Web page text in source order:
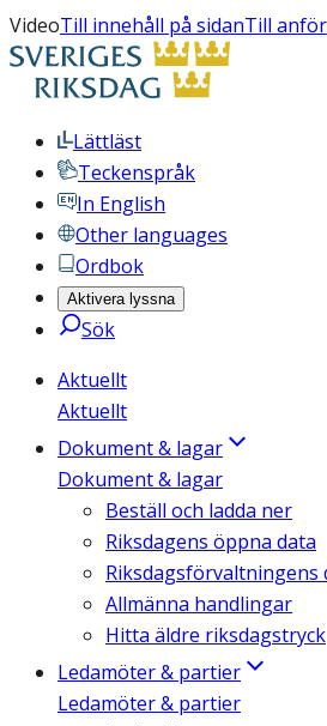
VideoTill innehåll på sidanTill
Lättläst
Teckenspråk
In English
Other languages
Ordbok
Aktivera lyssna
Sök
Aktuellt
Aktuellt
Dokument & lagar
Dokument & lagar
Beställ och ladda ner
Riksdagens öppna data
Riksdagsförvaltningens
Allmänna handlingar
Hitta äldre riksdagstryck
Ledamöter & partier
Ledamöter & partier